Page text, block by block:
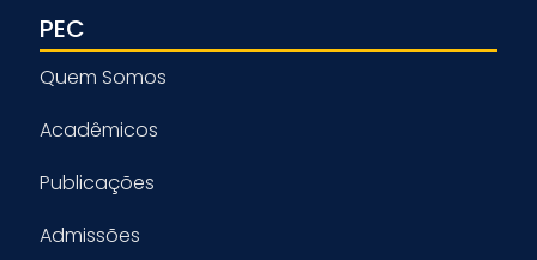
PEC
Quem Somos
Acadêmicos
Publicações
Admissões